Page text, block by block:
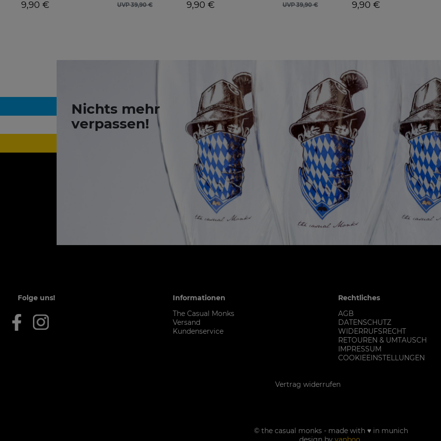
UVP 39,90 €
9,90 € UVP 39,90 €
9,90 € 9,90 €
Nichts mehr
verpassen!
Informationen
The Casual Monks
Versand
Kundenservice
Rechtliches
AGB
DATENSCHUTZ
WIDERRUFSRECHT
RETOUREN & UMTAUSCH
IMPRESSUM
COOKIEEINSTELLUNGEN
Folge uns!
Vertrag widerrufen
© the casual monks - made with ♥ in munich